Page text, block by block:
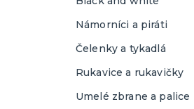
Film a komiks
Rozprávky
Mýtické a historické
Klauni a vtipné kostýmy
Divoký západ a Mexiko
Námorníci a piráti
Čelenky a tykadlá
Rukavice a rukavičky
Umelé zbrane a palice